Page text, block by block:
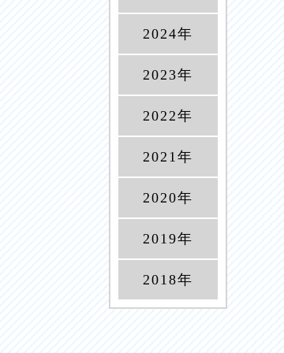
2024年
2023年
2022年
2021年
2020年
2019年
2018年